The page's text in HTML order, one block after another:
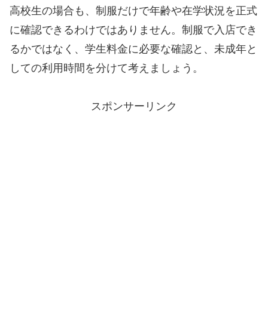
高校生の場合も、制服だけで年齢や在学状況を正式
に確認できるわけではありません。制服で入店でき
るかではなく、学生料金に必要な確認と、未成年と
しての利用時間を分けて考えましょう。
スポンサーリンク